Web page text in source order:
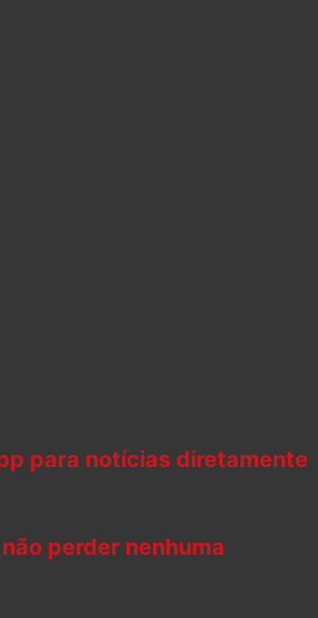
para notícias diretamente
perder nenhuma